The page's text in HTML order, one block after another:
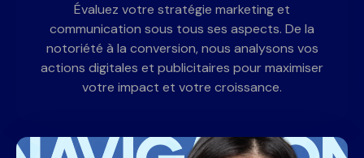
Évaluez votre stratégie marketing et
communication sous tous ses aspects. De la
notoriété à la conversion, nous analysons vos
actions digitales et publicitaires pour maximiser
votre impact et votre croissance.